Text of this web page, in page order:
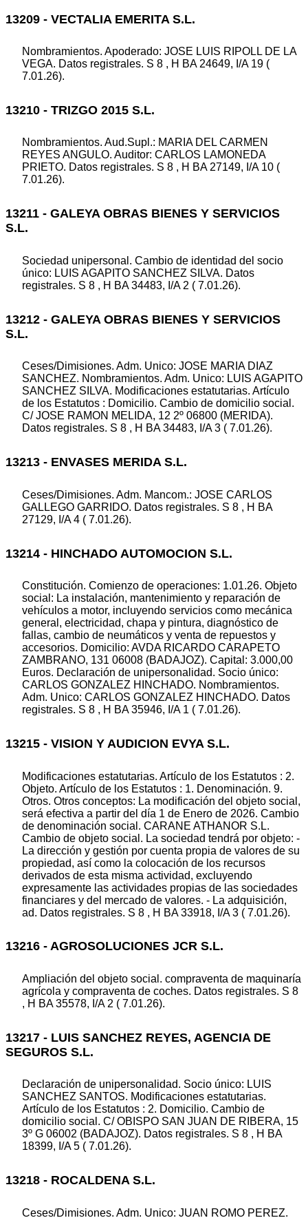
13209 - VECTALIA EMERITA S.L.
Nombramientos. Apoderado: JOSE LUIS RIPOLL DE LA
VEGA. Datos registrales. S 8 , H BA 24649, I/A 19 (
7.01.26).
13210 - TRIZGO 2015 S.L.
Nombramientos. Aud.Supl.: MARIA DEL CARMEN
REYES ANGULO. Auditor: CARLOS LAMONEDA
PRIETO. Datos registrales. S 8 , H BA 27149, I/A 10 (
7.01.26).
13211 - GALEYA OBRAS BIENES Y SERVICIOS
S.L.
Sociedad unipersonal. Cambio de identidad del socio
único: LUIS AGAPITO SANCHEZ SILVA. Datos
registrales. S 8 , H BA 34483, I/A 2 ( 7.01.26).
13212 - GALEYA OBRAS BIENES Y SERVICIOS
S.L.
Ceses/Dimisiones. Adm. Unico: JOSE MARIA DIAZ
SANCHEZ. Nombramientos. Adm. Unico: LUIS AGAPITO
SANCHEZ SILVA. Modificaciones estatutarias. Artículo
de los Estatutos : Domicilio. Cambio de domicilio social.
C/ JOSE RAMON MELIDA, 12 2º 06800 (MERIDA).
Datos registrales. S 8 , H BA 34483, I/A 3 ( 7.01.26).
13213 - ENVASES MERIDA S.L.
Ceses/Dimisiones. Adm. Mancom.: JOSE CARLOS
GALLEGO GARRIDO. Datos registrales. S 8 , H BA
27129, I/A 4 ( 7.01.26).
13214 - HINCHADO AUTOMOCION S.L.
Constitución. Comienzo de operaciones: 1.01.26. Objeto
social: La instalación, mantenimiento y reparación de
vehículos a motor, incluyendo servicios como mecánica
general, electricidad, chapa y pintura, diagnóstico de
fallas, cambio de neumáticos y venta de repuestos y
accesorios. Domicilio: AVDA RICARDO CARAPETO
ZAMBRANO, 131 06008 (BADAJOZ). Capital: 3.000,00
Euros. Declaración de unipersonalidad. Socio único:
CARLOS GONZALEZ HINCHADO. Nombramientos.
Adm. Unico: CARLOS GONZALEZ HINCHADO. Datos
registrales. S 8 , H BA 35946, I/A 1 ( 7.01.26).
13215 - VISION Y AUDICION EVYA S.L.
Modificaciones estatutarias. Artículo de los Estatutos : 2.
Objeto. Artículo de los Estatutos : 1. Denominación. 9.
Otros. Otros conceptos: La modificación del objeto social,
será efectiva a partir del día 1 de Enero de 2026. Cambio
de denominación social. CARANE ATHANOR S.L.
Cambio de objeto social. La sociedad tendrá por objeto: -
La dirección y gestión por cuenta propia de valores de su
propiedad, así como la colocación de los recursos
derivados de esta misma actividad, excluyendo
expresamente las actividades propias de las sociedades
financiares y del mercado de valores. - La adquisición,
ad. Datos registrales. S 8 , H BA 33918, I/A 3 ( 7.01.26).
13216 - AGROSOLUCIONES JCR S.L.
Ampliación del objeto social. compraventa de maquinaría
agrícola y compraventa de coches. Datos registrales. S 8
, H BA 35578, I/A 2 ( 7.01.26).
13217 - LUIS SANCHEZ REYES, AGENCIA DE
SEGUROS S.L.
Declaración de unipersonalidad. Socio único: LUIS
SANCHEZ SANTOS. Modificaciones estatutarias.
Artículo de los Estatutos : 2. Domicilio. Cambio de
domicilio social. C/ OBISPO SAN JUAN DE RIBERA, 15
3º G 06002 (BADAJOZ). Datos registrales. S 8 , H BA
18399, I/A 5 ( 7.01.26).
13218 - ROCALDENA S.L.
Ceses/Dimisiones. Adm. Unico: JUAN ROMO PEREZ.